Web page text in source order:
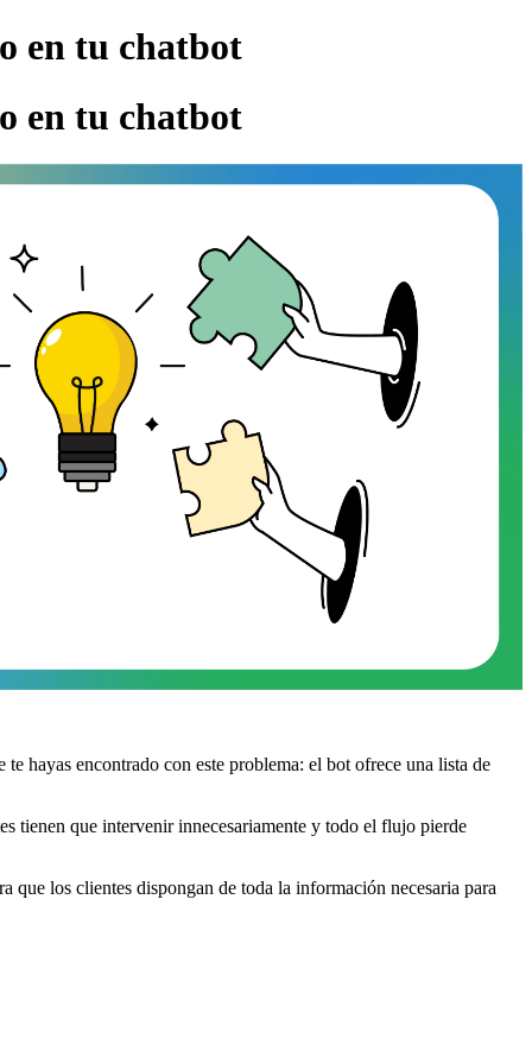
en tu chatbot
en tu chatbot
hayas encontrado con este problema: el bot ofrece una lista de
tienen que intervenir innecesariamente y todo el flujo pierde
que los clientes dispongan de toda la información necesaria para